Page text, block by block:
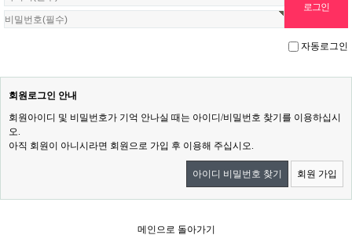
자동로그인
회원로그인 안내
회원아이디 및 비밀번호가 기억 안나실 때는 아이디/비밀번호 찾기를 이용하십시
오.
아직 회원이 아니시라면 회원으로 가입 후 이용해 주십시오.
아이디 비밀번호 찾기 회원 가입
메인으로 돌아가기